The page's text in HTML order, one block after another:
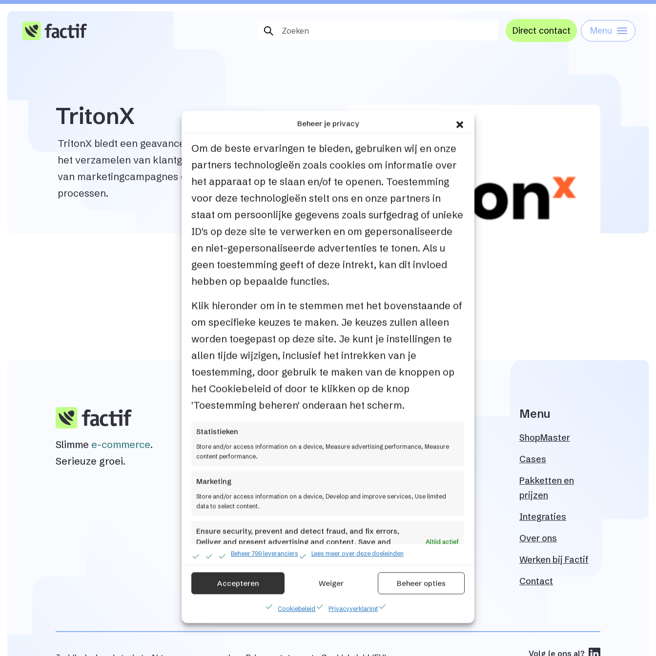
Beheer je privacy
Om de beste ervaringen te bieden, gebruiken wij en onze
partners technologieën zoals cookies om informatie over
het apparaat op te slaan en/of te openen. Toestemming
voor deze technologieën stelt ons en onze partners in
staat om persoonlijke gegevens zoals surfgedrag of unieke
ID's op deze site te verwerken en om gepersonaliseerde
en niet-gepersonaliseerde advertenties te tonen. Als u
geen toestemming geeft of deze intrekt, kan dit invloed
hebben op bepaalde functies.
Klik hieronder om in te stemmen met het bovenstaande of
om specifieke keuzes te maken. Je keuzes zullen alleen
worden toegepast op deze site. Je kunt je instellingen te
allen tijde wijzigen, inclusief het intrekken van je
toestemming, door gebruik te maken van de knoppen op
het Cookiebeleid of door te klikken op de knop
'Toestemming beheren' onderaan het scherm.
Statistieken
Store and/or access information on a device, Measure advertising performance, Measure
content performance.
Marketing
Store and/or access information on a device, Develop and improve services, Use limited
data to select content.
Ensure security, prevent and detect fraud, and fix errors,
Deliver and present advertising and content, Save and
communicate privacy choices.
Altijd actief
Beheer 799 leveranciers
Lees meer over deze doeleinden
Accepteren Weiger Beheer opties
Cookiebeleid Privacyverklaring
Direct contact Menu
TritonX
TritonX biedt een geavanceerd CRM-platform voor
het verzamelen van klantgegevens, automatiseren
van marketingcampagnes en optimaliseren van
processen.
Slimme e-commerce.
Serieuze groei.
Factif BV
7418 ET Deventer
Menu
ShopMaster
Cases
Pakketten en
prijzen
Integraties
Over ons
Werken bij Factif
Contact
Volg je ons al?